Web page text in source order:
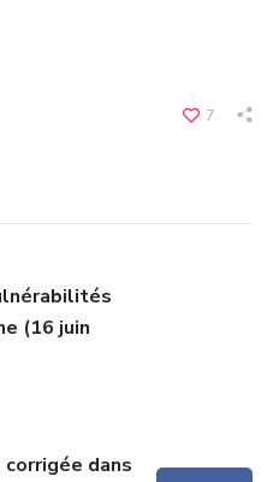
7
(16 juin
dans